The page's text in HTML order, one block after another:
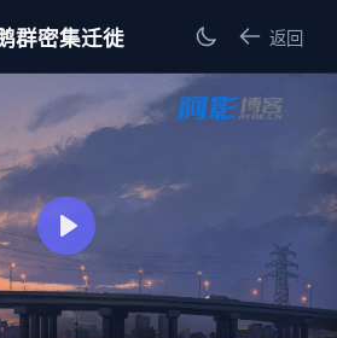
群密集迁徙 返回
播
放